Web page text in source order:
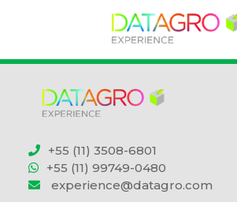
+55 (11) 3508-6801
+55 (11) 99749-0480
experience@datagro.com